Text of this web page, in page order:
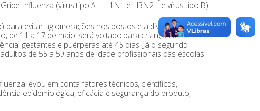
Influenza (vírus tipo A – H1N1 e H3N2 – e vírus tipo B).
para evitar aglomerações nos postos e a divisão da
de 11 a 17 de maio, será voltado para crianças de 6
gestantes e puérperas até 45 dias. Já o segundo
de 55 a 59 anos de idade profissionais das escolas
levou em conta fatores técnicos, científicos,
epidemiológica, eficácia e segurança do produto,